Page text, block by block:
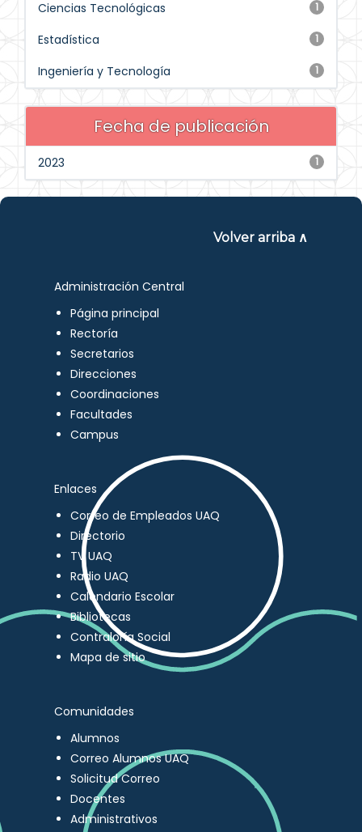
1
Ciencias Tecnológicas
1
Estadística
1
Ingeniería y Tecnología
Fecha de publicación
1
2023
Volver arriba ∧
Administración Central
Página principal
Rectoría
Secretarios
Direcciones
Coordinaciones
Facultades
Campus
Enlaces
Correo de Empleados UAQ
Directorio
TV UAQ
Radio UAQ
Calendario Escolar
Bibliotecas
Contraloría Social
Mapa de sitio
Comunidades
Alumnos
Correo Alumnos UAQ
Solicitud Correo
Docentes
Administrativos